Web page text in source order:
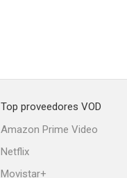
Top proveedores VOD
Amazon Prime Video
Netflix
Movistar+